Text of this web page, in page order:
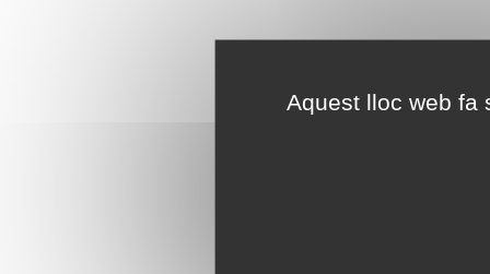
Aquest lloc web fa